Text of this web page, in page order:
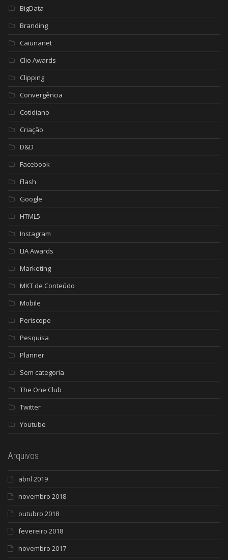
BigData
Branding
Caiunanet
Clio Awards
Clipping
Convergência
Cotidiano
Criação
D&D
Facebook
Flash
Google
HTML5
Instagram
LIA Awards
Marketing
MKT de Conteúdo
Mobile
Periscope
Pesquisa
Planner
Sem categoria
The One Club
Twitter
Youtube
Arquivos
abril 2019
novembro 2018
outubro 2018
fevereiro 2018
novembro 2017